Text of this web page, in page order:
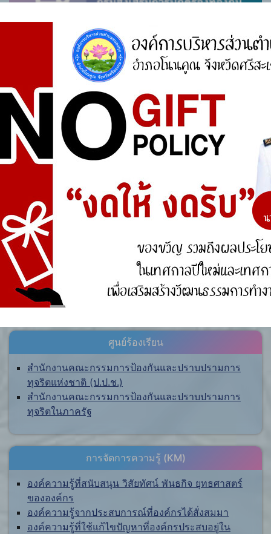
ศูนย์ร้องเรียน
สำนักงานคณะกรรมการป้องกันและปราบปรามการ
ทุจริตแห่งชาติ (ป.ป.ช.)
สำนักงานคณะกรรมการป้องกันและปราบปรามการ
ทุจริตในภาครัฐ
การจัดการความรู้ (KM)
องค์ความรู้ที่สนับสนุน วิสัยทัศน์ พันธกิจ ยุทธศาสตร์
ขององค์กร
องค์ความรู้จากประสบการณ์ที่องค์กรได้สั่งสมมา
องค์ความรู้ที่ใช้แก้ไขปัญหาที่องค์กรประสบอยู่ใน